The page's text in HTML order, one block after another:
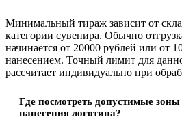
Минимальный тираж зависит от
категории сувенира. Обычно
начинается от 20000 рублей или от
нанесением. Точный лимит для
рассчитает индивидуально при
Где посмотреть допустимые
нанесения логотипа?